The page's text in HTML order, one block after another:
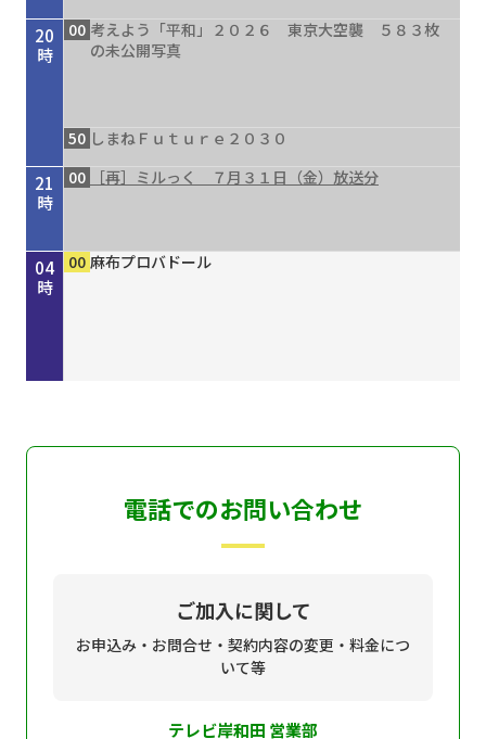
20
時
21
時
22
時
23
時
00
時
01
時
02
時
03
時
04
時
00 考えよう「平和」２０２６ 東京大空襲 ５８３枚
の未公開写真
50 しまねＦｕｔｕｒｅ２０３０
00
［再］ミルっく ７月３１日（金）放送分
00 かもん！おおさかもん！！８月前半号
30 タイガースＶ特急 ８／４号
00 ［再］ミルっく ７月３１日（金）放送分
00 Ｄａｙ Ｔｒｉｐｐｅｒ ＃７９
15 オリックス・バファローズが好きやねん！８／１
20 しまねＦｕｔｕｒｅ２０３０
30 きしわだネイチャー探訪 ＃１６８
00 ReFa
00 麻布プロバドール
00 麻布プロバドール
00 麻布プロバドール
電話でのお問い合わせ
ご加入に関して
お申込み・お問合せ・契約内容の変更・料金につ
いて等
テレビ岸和田 営業部